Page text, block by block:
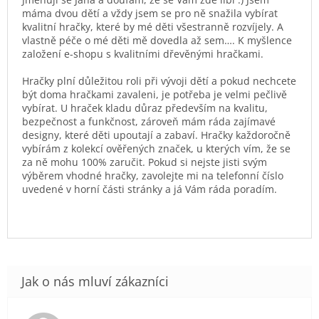
máma dvou dětí a vždy jsem se pro ně snažila vybírat
kvalitní hračky, které by mé děti všestranně rozvíjely. A
vlastně péče o mé děti mě dovedla až sem…. K myšlence
založení e-shopu s kvalitními dřevěnými hračkami.
Hračky plní důležitou roli při vývoji dětí a pokud nechcete
být doma hračkami zavaleni, je potřeba je velmi pečlivě
vybírat. U hraček kladu důraz především na kvalitu,
bezpečnost a funkčnost, zároveň mám ráda zajímavé
designy, které děti upoutají a zabaví. Hračky každoročně
vybírám z kolekcí ověřených značek, u kterých vím, že se
za ně mohu 100% zaručit. Pokud si nejste jisti svým
výběrem vhodné hračky, zavolejte mi na telefonní číslo
uvedené v horní části stránky a já Vám ráda poradím.